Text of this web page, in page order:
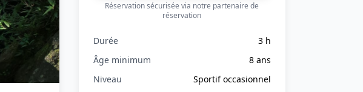
Réservation sécurisée via notre partenaire de
réservation
Durée
3 h
Âge minimum
8 ans
Niveau
Sportif occasionnel